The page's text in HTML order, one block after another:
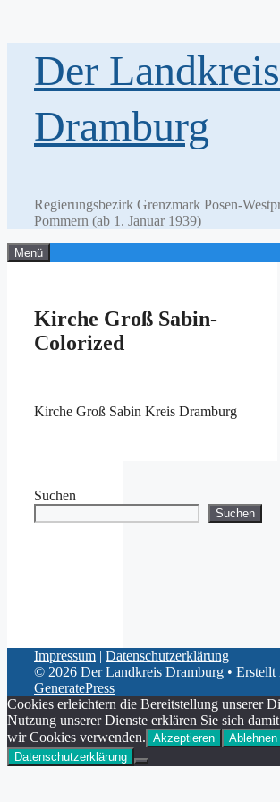
springenDer Landkreis
Dramburg
Regierungsbezirk Grenzmark Posen-
Pommern (ab 1. Januar 1939)
Menü
Kirche Groß Sabin-
Colorized
Kirche Groß Sabin Kreis Dramburg
Suchen
Suchen
Impressum | Datenschutzerklärung
© 2026 Der Landkreis Dramburg • Erstellt
GeneratePress
Cookies erleichtern die Bereitstellung unserer
Nutzung unserer Dienste erklären Sie sich
wir Cookies verwenden. Akzeptieren
Ablehnen
Datenschutzerklärung